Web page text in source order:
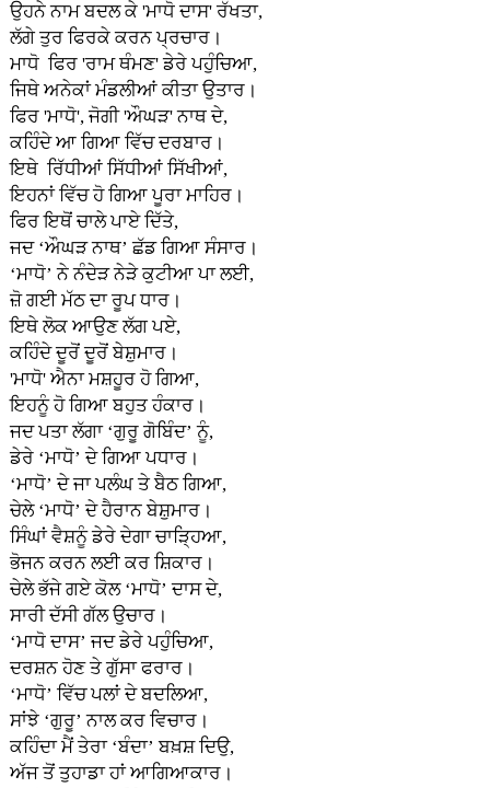
ਉਹਨੇ ਨਾਮ ਬਦਲ ਕੇ 'ਮਾਧੋ ਦਾਸ' ਰੱਖਤਾ,
ਲੱਗੇ ਤੁਰ ਫਿਰਕੇ ਕਰਨ ਪ੍ਰਚਾਰ।
ਮਾਧੋ ਫਿਰ 'ਰਾਮ ਥੰਮਣ' ਡੇਰੇ ਪਹੁੰਚਿਆ,
ਜਿਥੇ ਅਨੇਕਾਂ ਮੰਡਲੀਆਂ ਕੀਤਾ ਉਤਾਰ।
ਫਿਰ 'ਮਾਧੋ', ਜੋਗੀ 'ਔਘੜ' ਨਾਥ ਦੇ,
ਕਹਿੰਦੇ ਆ ਗਿਆ ਵਿੱਚ ਦਰਬਾਰ।
ਇਥੇ ਰਿੱਧੀਆਂ ਸਿੱਧੀਆਂ ਸਿੱਖੀਆਂ,
ਇਹਨਾਂ ਵਿੱਚ ਹੋ ਗਿਆ ਪੂਰਾ ਮਾਹਿਰ।
ਫਿਰ ਇਥੋਂ ਚਾਲੇ ਪਾਏ ਦਿੱਤੇ,
ਜਦ ‘ਔਘੜ ਨਾਥ’ ਛੱਡ ਗਿਆ ਸੰਸਾਰ।
‘ਮਾਧੋ’ ਨੇ ਨੰਦੇੜ ਨੇੜੇ ਕੁਟੀਆ ਪਾ ਲਈ,
ਜ਼ੋ ਗ‌ਈ ਮੱਠ ਦਾ ਰੂਪ ਧਾਰ।
ਇਥੇ ਲੋਕ ਆਉਣ ਲੱਗ ਪਏ,
ਕਹਿੰਦੇ ਦੂਰੋਂ ਦੂਰੋਂ ਬੇਸ਼ੁਮਾਰ।
'ਮਾਧੋ' ਐਨਾ ਮਸ਼ਹੂਰ ਹੋ ਗਿਆ,
ਇਹਨੂੰ ਹੋ ਗਿਆ ਬਹੁਤ ਹੰਕਾਰ।
ਜਦ ਪਤਾ ਲੱਗਾ ‘ਗੁਰੂ ਗੋਬਿੰਦ’ ਨੂੰ,
ਡੇਰੇ ‘ਮਾਧੋ’ ਦੇ ਗਿਆ ਪਧਾਰ।
‘ਮਾਧੋ’ ਦੇ ਜਾ ਪਲੰਘ ਤੇ ਬੈਠ ਗਿਆ,
ਚੇਲੇ ‘ਮਾਧੋ’ ਦੇ ਹੈਰਾਨ ਬੇਸ਼ੁਮਾਰ।
ਸਿੰਘਾਂ ਵੈਸ਼ਨੂੰ ਡੇਰੇ ਦੇਗਾ ਚਾੜ੍ਹਿਆ,
ਭੋਜਨ ਕਰਨ ਲ‌ਈ ਕਰ ਸ਼ਿਕਾਰ।
ਚੇਲੇ ਭੱਜੇ ਗ‌ਏ ਕੋਲ ‘ਮਾਧੋ’ ਦਾਸ ਦੇ,
ਸਾਰੀ ਦੱਸੀ ਗੱਲ ਉਚਾਰ।
‘ਮਾਧੋ ਦਾਸ’ ਜਦ ਡੇਰੇ ਪਹੁੰਚਿਆ,
ਦਰਸ਼ਨ ਹੋਣ ਤੇ ਗੁੱਸਾ ਫਰਾਰ।
‘ਮਾਧੋ’ ਵਿੱਚ ਪਲਾਂ ਦੇ ਬਦਲਿਆ,
ਸਾਂਝੇ ‘ਗੁਰੂ’ ਨਾਲ ਕਰ ਵਿਚਾਰ।
ਕਹਿੰਦਾ ਮੈਂ ਤੇਰਾ ‘ਬੰਦਾ’ ਬਖ਼ਸ਼ ਦਿਉ,
ਅੱਜ ਤੋਂ ਤੁਹਾਡਾ ਹਾਂ ਆਗਿਆਕਾਰ।